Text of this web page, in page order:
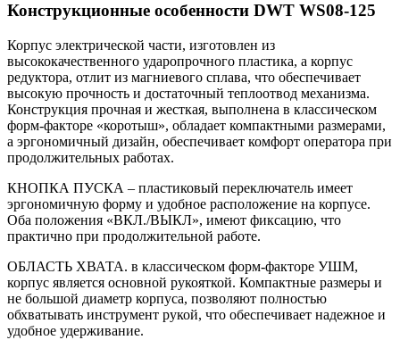
Конструкционные особенности DWT WS08-125
Корпус электрической части, изготовлен из
высококачественного ударопрочного пластика, а корпус
редуктора, отлит из магниевого сплава, что обеспечивает
высокую прочность и достаточный теплоотвод механизма.
Конструкция прочная и жесткая, выполнена в классическом
форм-факторе «коротыш», обладает компактными размерами,
а эргономичный дизайн, обеспечивает комфорт оператора при
продолжительных работах.
КНОПКА ПУСКА – пластиковый переключатель имеет
эргономичную форму и удобное расположение на корпусе.
Оба положения «ВКЛ./ВЫКЛ», имеют фиксацию, что
практично при продолжительной работе.
ОБЛАСТЬ ХВАТА. в классическом форм-факторе УШМ,
корпус является основной рукояткой. Компактные размеры и
не большой диаметр корпуса, позволяют полностью
обхватывать инструмент рукой, что обеспечивает надежное и
удобное удерживание.